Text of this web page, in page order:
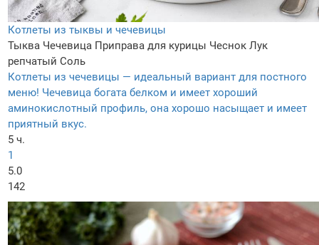
Котлеты из тыквы и чечевицы
Тыква Чечевица Приправа для курицы Чеснок Лук
репчатый Соль
Котлеты из чечевицы — идеальный вариант для постного
меню! Чечевица богата белком и имеет хороший
аминокислотный профиль, она хорошо насыщает и имеет
приятный вкус.
5 ч.
1
5.0
142